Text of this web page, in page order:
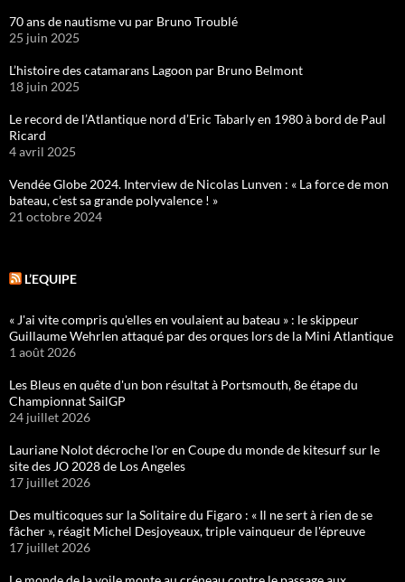
70 ans de nautisme vu par Bruno Troublé
25 juin 2025
L’histoire des catamarans Lagoon par Bruno Belmont
18 juin 2025
Le record de l’Atlantique nord d’Eric Tabarly en 1980 à bord de Paul
Ricard
4 avril 2025
Vendée Globe 2024. Interview de Nicolas Lunven : « La force de mon
bateau, c’est sa grande polyvalence ! »
21 octobre 2024
L’EQUIPE
« J'ai vite compris qu'elles en voulaient au bateau » : le skippeur
Guillaume Wehrlen attaqué par des orques lors de la Mini Atlantique
1 août 2026
Les Bleus en quête d'un bon résultat à Portsmouth, 8e étape du
Championnat SailGP
24 juillet 2026
Lauriane Nolot décroche l'or en Coupe du monde de kitesurf sur le
site des JO 2028 de Los Angeles
17 juillet 2026
Des multicoques sur la Solitaire du Figaro : « Il ne sert à rien de se
fâcher », réagit Michel Desjoyeaux, triple vainqueur de l'épreuve
17 juillet 2026